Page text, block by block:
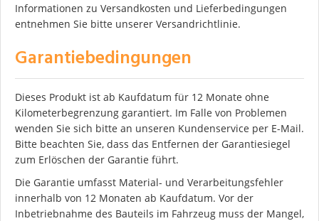
Informationen zu Versandkosten und Lieferbedingungen
entnehmen Sie bitte unserer Versandrichtlinie.
Garantiebedingungen
Dieses Produkt ist ab Kaufdatum für 12 Monate ohne
Kilometerbegrenzung garantiert. Im Falle von Problemen
wenden Sie sich bitte an unseren Kundenservice per E-Mail.
Bitte beachten Sie, dass das Entfernen der Garantiesiegel
zum Erlöschen der Garantie führt.
Die Garantie umfasst Material- und Verarbeitungsfehler
innerhalb von 12 Monaten ab Kaufdatum. Vor der
Inbetriebnahme des Bauteils im Fahrzeug muss der Mangel,